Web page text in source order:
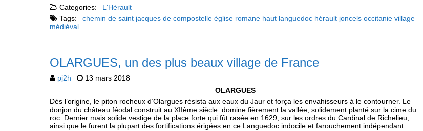
Categories:
L'Hérault
Tags:
chemin de saint jacques de compostelle église romane haut languedoc hérault joncels occitanie village
médiéval
OLARGUES, un des plus beaux village de France
pj2h
13 mars 2018
OLARGUES
Dès l’origine, le piton rocheux d’Olargues résista aux eaux du Jaur et força les envahisseurs à le contourner. Le
donjon du château féodal construit au XIIème siècle domine fièrement la vallée, solidement planté sur la cime du
roc. Dernier mais solide vestige de la place forte qui fût rasée en 1629, sur les ordres du Cardinal de Richelieu,
ainsi que le furent la plupart des fortifications érigées en ce Languedoc indocile et farouchement indépendant.